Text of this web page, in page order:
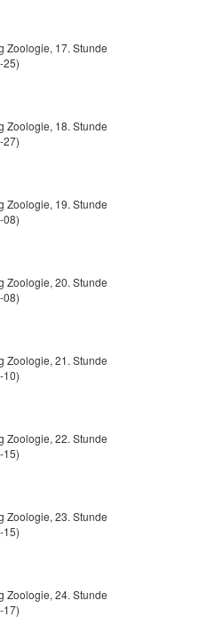
Zoologie, 17. Stunde
25)
Zoologie, 18. Stunde
27)
Zoologie, 19. Stunde
08)
Zoologie, 20. Stunde
08)
Zoologie, 21. Stunde
10)
Zoologie, 22. Stunde
15)
Zoologie, 23. Stunde
15)
Zoologie, 24. Stunde
17)